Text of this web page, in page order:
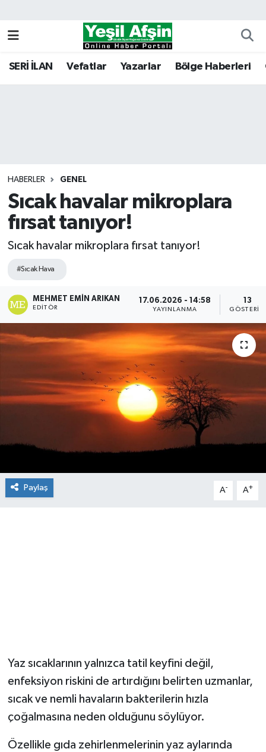
SERİ İLAN Vefatlar Yazarlar Bölge Haberleri
HABERLER GENEL
Sıcak havalar mikroplara
fırsat tanıyor!
Sıcak havalar mikroplara fırsat tanıyor!
#Sıcak Hava
MEHMET EMIN ARIKAN
EDITÖR
17.06.2026 - 14:58
YAYINLANMA
13
GÖSTERIM
Paylaş A- A+
Yaz sıcaklarının yalnızca tatil keyfini değil,
enfeksiyon riskini de artırdığını belirten uzmanlar,
sıcak ve nemli havaların bakterilerin hızla
çoğalmasına neden olduğunu söylüyor.
Özellikle gıda zehirlenmelerinin yaz aylarında
Kahramanmaraş Nöbetçi Eczaneler
Tüm Manşetler
Son Dakika Haberleri